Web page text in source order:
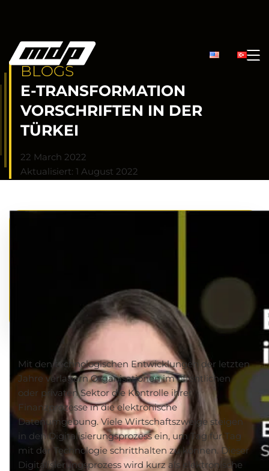
BLOGS
E-TRANSFORMATION
VORSCHRIFTEN IN DER
TÜRKEI
22 March 2022
Aktualisiert: 1 August 2022
Mit den technologischen Entwicklungen der letzten
Jahre verlagern Organisationen im öffentlichen
oder privaten Sektor die Kontrolle ihrer
Finanzprozesse in die elektronische
Datenumgebung. Viele Wirtschaftszweige steigen
in den Digitalisierungsprozess ein, um Tag für Tag
mit der Technologie schritthalten zu können. Dieser
Digitalisierungsprozess wird kurz als elektronische